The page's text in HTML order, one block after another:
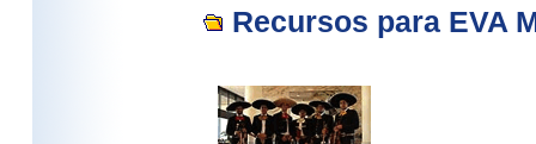
Recursos para EVA